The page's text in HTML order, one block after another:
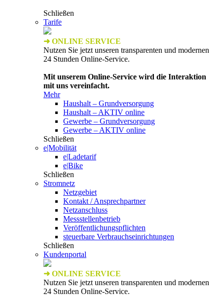
Schließen
Tarife
➜ ONLINE SERVICE
Nutzen Sie jetzt unseren transparenten und modernen
24 Stunden Online-Service.
Mit unserem Online-Service wird die Interaktion
mit uns vereinfacht.
Mehr
Haushalt – Grundversorgung
Haushalt – AKTIV online
Gewerbe – Grundversorgung
Gewerbe – AKTIV online
Schließen
e|Mobilität
e|Ladetarif
e|Bike
Schließen
Stromnetz
Netzgebiet
Kontakt / Ansprechpartner
Netzanschluss
Messstellenbetrieb
Veröffentlichungspflichten
steuerbare Verbrauchseinrichtungen
Schließen
Kundenportal
➜ ONLINE SERVICE
Nutzen Sie jetzt unseren transparenten und modernen
24 Stunden Online-Service.